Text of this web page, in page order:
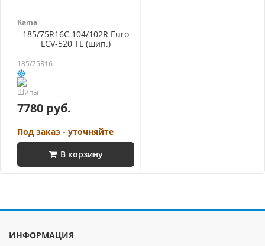
Kama
185/75R16C 104/102R Euro
LCV-520 TL (шип.)
185/75R16 —
7780 руб.
Под заказ - уточняйте
В корзину
ИНФОРМАЦИЯ